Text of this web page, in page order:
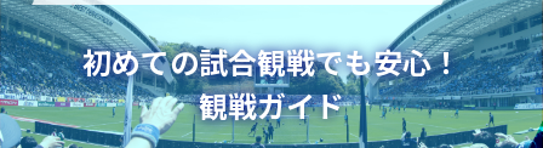
初めての試合観戦でも安心！
観戦ガイド